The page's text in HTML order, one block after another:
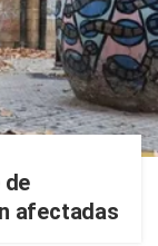
de
afectadas